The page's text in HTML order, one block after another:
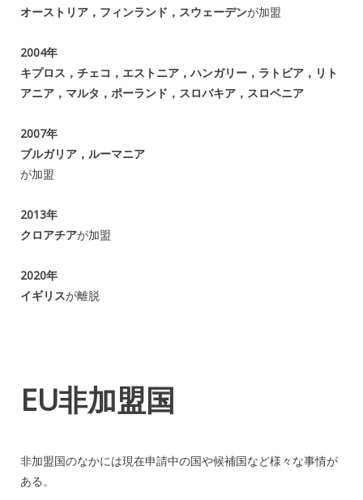
オーストリア，フィンランド，スウェーデンが加盟
2004年
キプロス，チェコ，エストニア，ハンガリー，ラトビア，リト
アニア，マルタ，ポーランド，スロバキア，スロベニア
2007年
ブルガリア，ルーマニア
が加盟
2013年
クロアチアが加盟
2020年
イギリスが離脱
EU非加盟国
非加盟国のなかには現在申請中の国や候補国など様々な事情が
ある。